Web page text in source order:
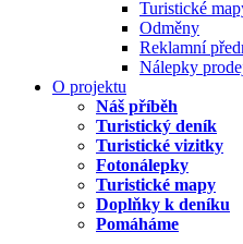
Turistické
Odměny
Reklamní
Nálepky
O projektu
Náš příběh
Turistický deník
Turistické vizitky
Fotonálepky
Turistické mapy
Doplňky k deníku
Pomáháme